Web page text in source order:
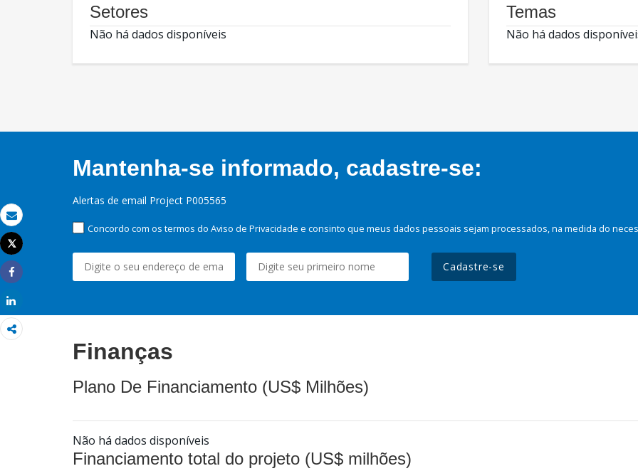
Email
Imprimir
Tweet
Share
Setores
Não há dados disponíveis
Temas
Não há dados
Mantenha-se informado, cadastre-se:
Alertas de email Project P005565
Concordo com os termos do Aviso de Privacidade e consinto que meus dados pessoais sejam processados, na medida do
Cadastre-se
Finanças
Plano De Financiamento (US$ Milhões)
Não há dados disponíveis
Financiamento total do projeto (US$ milhões)